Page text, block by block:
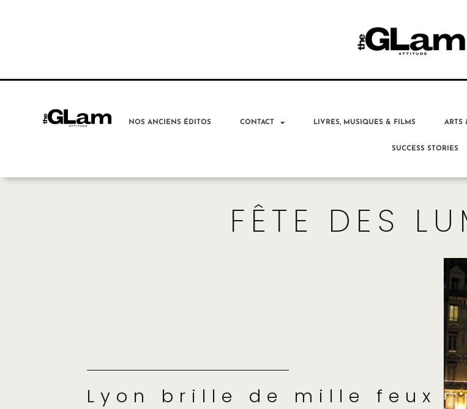
NOS ANCIENS ÉDITOS CONTACT LIVRES, MUSIQUES & FILMS ARTS
SUCCESS STORIES
FÊTE DES
Lyon brille de mille feux